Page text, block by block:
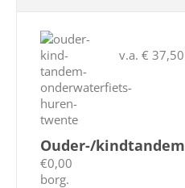
Ouder-/kindtandem
€0,00
borg.
v.a. € 37,50